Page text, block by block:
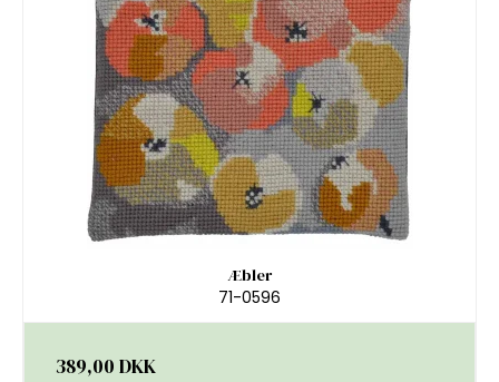
Æbler
71-0596
389,00 DKK